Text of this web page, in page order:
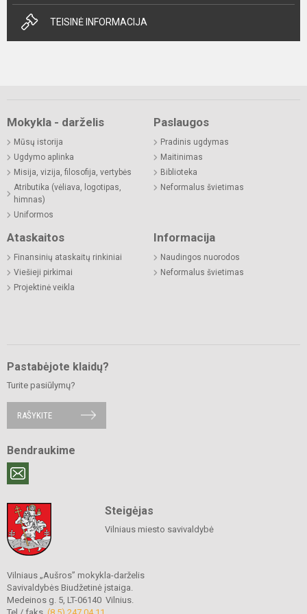
TEISINĖ INFORMACIJA
Mokykla - darželis
Mūsų istorija
Ugdymo aplinka
Misija, vizija, filosofija, vertybės
Atributika (vėliava, logotipas,
himnas)
Uniformos
Paslaugos
Pradinis ugdymas
Maitinimas
Biblioteka
Neformalus švietimas
Ataskaitos
Finansinių ataskaitų rinkiniai
Viešieji pirkimai
Projektinė veikla
Informacija
Naudingos nuorodos
Neformalus švietimas
Pastabėjote klaidų?
Turite pasiūlymų?
RAŠYKITE
Bendraukime
Steigėjas
Vilniaus miesto savivaldybė
Vilniaus „Aušros” mokykla-darželis
Savivaldybės Biudžetinė įstaiga.
Medeinos g. 5, LT-06140 Vilnius.